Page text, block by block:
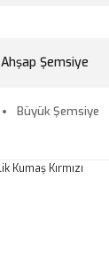
Ahşap Şemsiye
Büyük Şemsiye